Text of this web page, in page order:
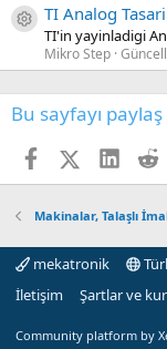
Kaynak ikon/
TI Analog
TI'in yayinladigi
Mikro Step
Bu sayfayı paylaş
FacebookX (Twitter)
Makinalar, Talaşlı
mekatronik
İletişim
Şartlar ve
Community platform by